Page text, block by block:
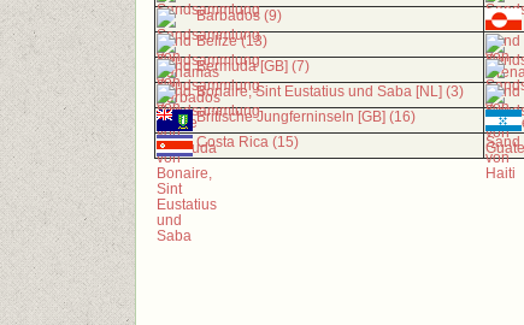
Barbados (9)
Belize (13)
Bermuda [GB] (7)
Bonaire, Sint Eustatius und Saba [NL] (3)
Britische Jungferninseln [GB] (16)
Costa Rica (15)